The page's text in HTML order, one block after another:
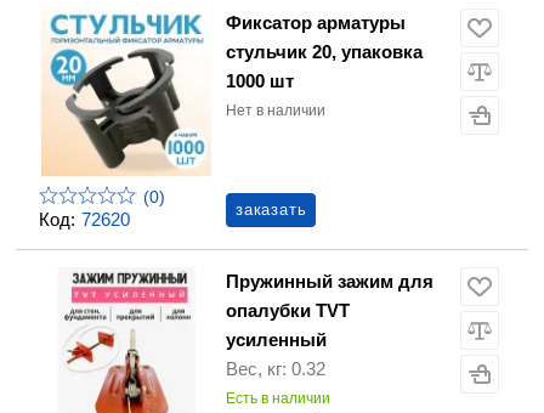
Код: 72620
(0)
Фиксатор арматуры
стульчик 20, упаковка
1000 шт
Нет в наличии
заказать
Пружинный зажим для
опалубки TVT
усиленный
Вес, кг: 0.32
Есть в наличии